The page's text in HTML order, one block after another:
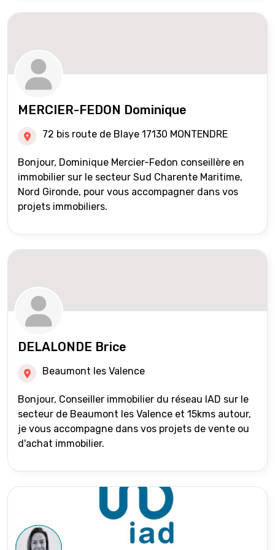
MERCIER-FEDON Dominique
72 bis route de Blaye 17130 MONTENDRE
Bonjour, Dominique Mercier-Fedon conseillère en
immobilier sur le secteur Sud Charente Maritime,
Nord Gironde, pour vous accompagner dans vos
projets immobiliers.
DELALONDE Brice
Beaumont les Valence
Bonjour, Conseiller immobilier du réseau IAD sur le
secteur de Beaumont les Valence et 15kms autour,
je vous accompagne dans vos projets de vente ou
d'achat immobilier.